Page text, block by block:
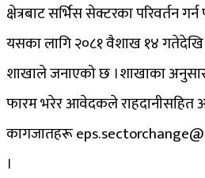
क्षेत्रबाट सर्भिस सेक्टरका परिवर्तन
यसका लागि २०८१ वैशाख १४ गतेदेखि
शाखाले जनाएको छ ।शाखाका
फारम भरेर आवेदकले
कागजातहरू
।